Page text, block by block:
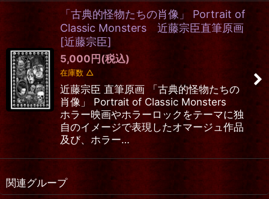
「古典的怪物たちの肖像」 Portrait of
Classic Monsters 近藤宗臣直筆原画
[近藤宗臣]
5,000 円 (税込)
在庫数 △
近藤宗臣 直筆原画 「古典的怪物たちの
肖像」 Portrait of Classic Monsters
ホラー映画やホラーロックをテーマに独
自のイメージで表現したオマージュ作品
及び、ホラー…
関連グループ